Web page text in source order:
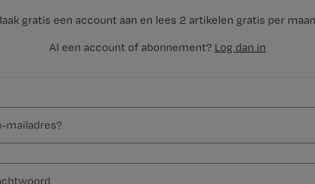
gratis een account aan en lees 2 artikelen gratis per
Al een account of abonnement? Log dan in